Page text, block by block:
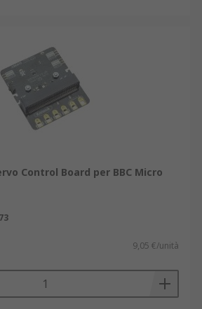
Control Board per BBC Micro
9,05 €/unità